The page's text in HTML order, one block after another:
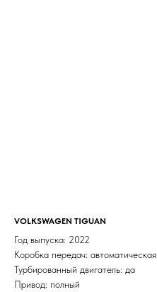
VOLKSWAGEN TIGUAN
Год выпуска: 2022
Коробка передач: автоматическая
Турбированный двигатель: да
Привод: полный